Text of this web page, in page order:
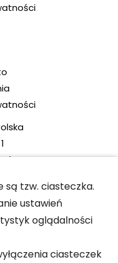
są tzw. ciasteczka.
ustawień
oglądalności
ciasteczek